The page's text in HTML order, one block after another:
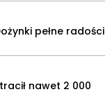
pełne radości
nawet 2 000